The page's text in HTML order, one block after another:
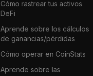
Cómo rastrear tus activos
DeFi
Aprende sobre los cálculos
de ganancias/pérdidas
Cómo operar en CoinStats
Aprende sobre las